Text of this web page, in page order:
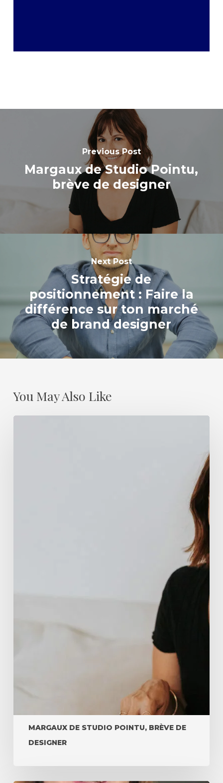
Previous Post
Margaux de Studio Pointu,
brève de designer
Next Post
Stratégie de
positionnement : Faire la
différence sur ton marché
de brand designer
You May Also Like
MARGAUX DE STUDIO POINTU, BRÈVE DE
DESIGNER